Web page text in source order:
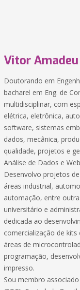
Vitor Amadeu
Doutorando em
bacharel em Eng. de
multidisciplinar, com
elétrica, eletrônica,
software, sistemas
dados, mecânica,
qualidade, projetos e
Análise de Dados e
Desenvolvo projetos
áreas industrial,
automação, entre
universitário e
dedicada ao
comercialização de
áreas de
programação,
impresso.
Sou membro